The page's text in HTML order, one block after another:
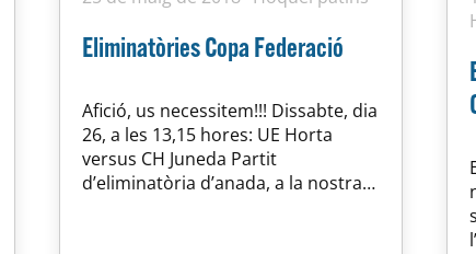
Eliminatòries Copa Federació
Afició, us necessitem!!! Dissabte, dia
26, a les 13,15 hores: UE Horta
versus CH Juneda Partit
d’eliminatòria d’anada, a la nostra